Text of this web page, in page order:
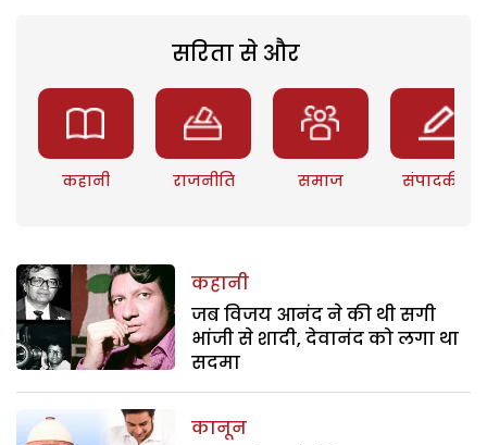
सरिता से और
कहानी राजनीति समाज संपादकीय
कहानी
जब विजय आनंद ने की थी सगी
भांजी से शादी, देवानंद को लगा था
सदमा
कानून